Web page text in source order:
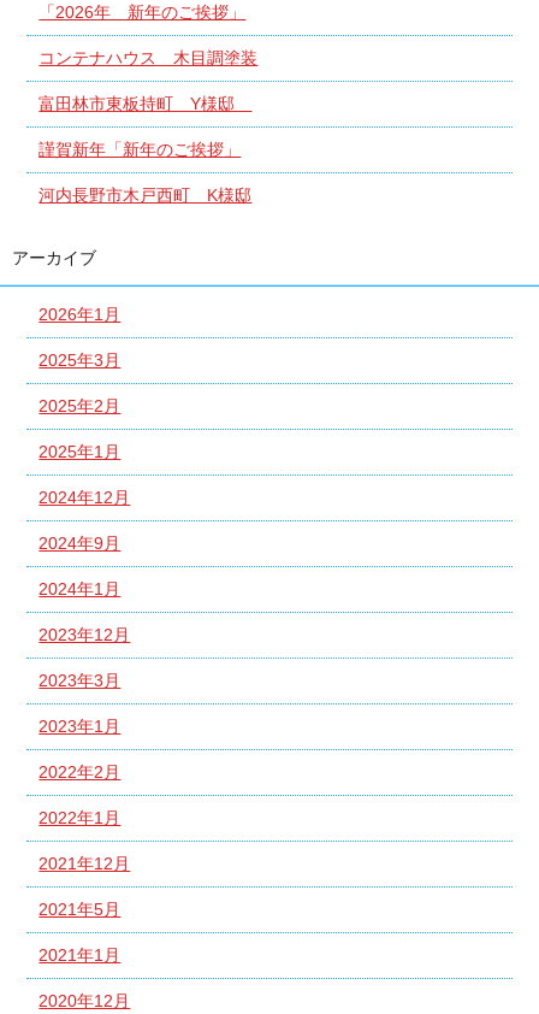
「2026年 新年のご挨拶」
コンテナハウス 木目調塗装
富田林市東板持町 Y様邸
謹賀新年「新年のご挨拶」
河内長野市木戸西町 K様邸
アーカイブ
2026年1月
2025年3月
2025年2月
2025年1月
2024年12月
2024年9月
2024年1月
2023年12月
2023年3月
2023年1月
2022年2月
2022年1月
2021年12月
2021年5月
2021年1月
2020年12月